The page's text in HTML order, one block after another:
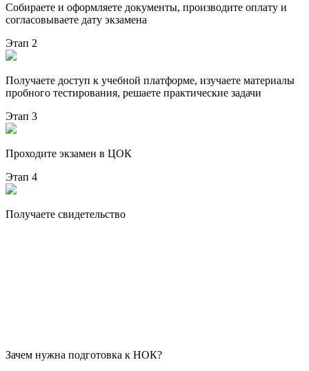
Собираете и оформляете документы, производите оплату и
согласовываете дату экзамена
Этап 2
Получаете доступ к учебной платформе, изучаете материалы
пробного тестирования, решаете практические задачи
Этап 3
Проходите экзамен в ЦОК
Этап 4
Получаете свидетельство
Зачем нужна подготовка к НОК?